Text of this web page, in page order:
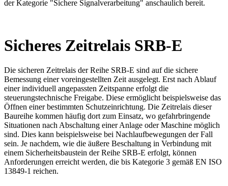
der Kategorie "Sichere Signalverarbeitung" anschaulich bereit.
Sicheres Zeitrelais SRB-E
Die sicheren Zeitrelais der Reihe SRB-E sind auf die sichere
Bemessung einer voreingestellten Zeit ausgelegt. Erst nach Ablauf
einer individuell angepassten Zeitspanne erfolgt die
steuerungstechnische Freigabe. Diese ermöglicht beispielsweise das
Öffnen einer bestimmten Schutzeinrichtung. Die Zeitrelais dieser
Baureihe kommen häufig dort zum Einsatz, wo gefahrbringende
Situationen nach Abschaltung einer Anlage oder Maschine möglich
sind. Dies kann beispielsweise bei Nachlaufbewegungen der Fall
sein. Je nachdem, wie die äußere Beschaltung in Verbindung mit
einem Sicherheitsbaustein der Reihe SRB-E erfolgt, können
Anforderungen erreicht werden, die bis Kategorie 3 gemäß EN ISO
13849-1 reichen.